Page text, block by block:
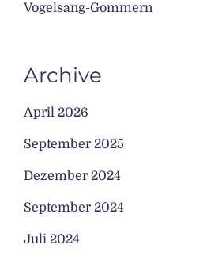
Vogelsang-Gommern
Archive
April 2026
September 2025
Dezember 2024
September 2024
Juli 2024